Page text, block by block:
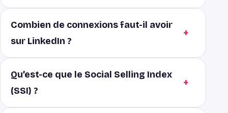
Combien de connexions faut-il avoir
sur LinkedIn ?
Qu’est-ce que le Social Selling Index
(SSI) ?